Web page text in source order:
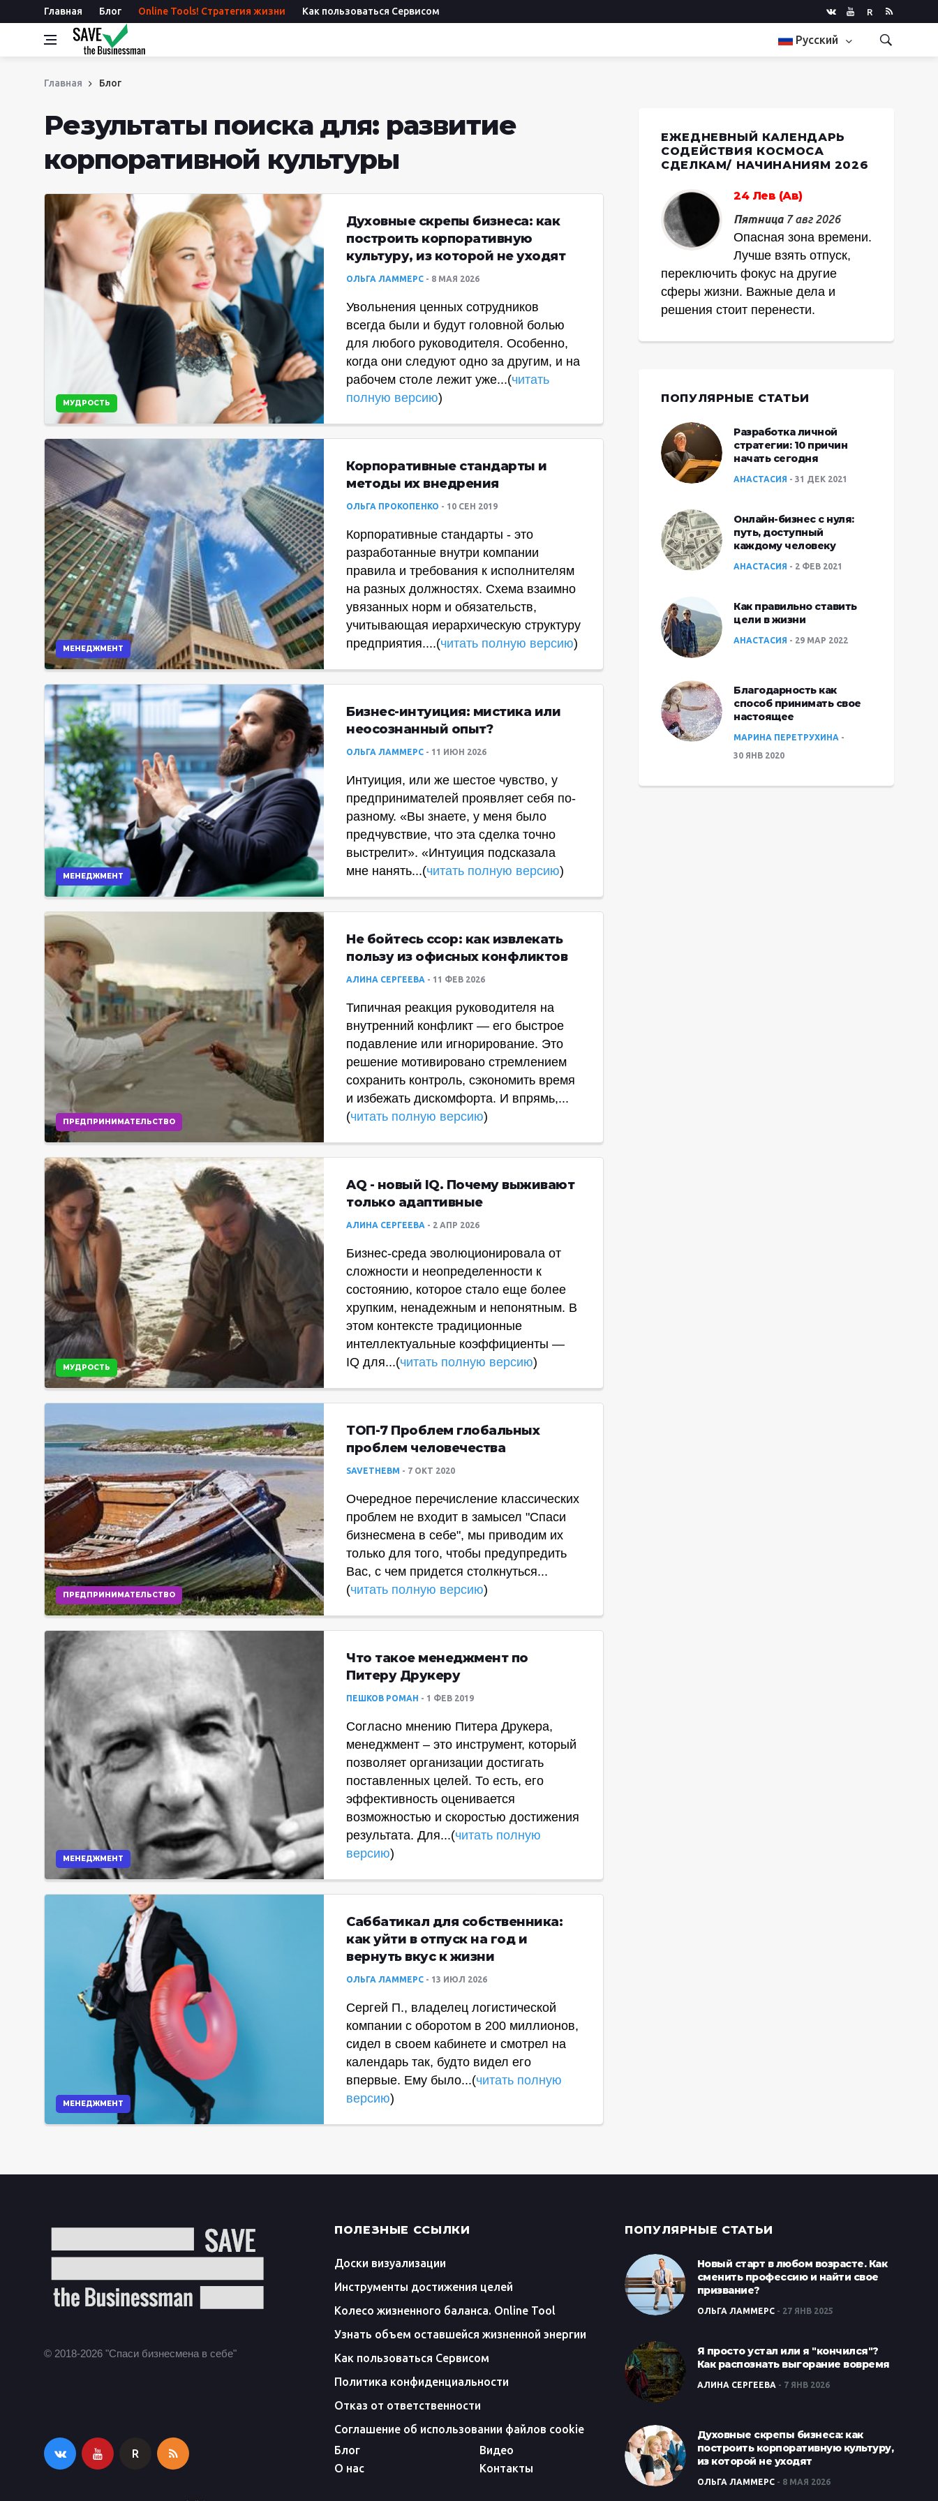
Главная Блог Online Tools! Стратегия жизни Как пользоваться Сервисом R
Русский
Главная Блог
Результаты поиска для: развитие
корпоративной культуры
МУДРОСТЬ
Духовные скрепы бизнеса: как
построить корпоративную
культуру, из которой не уходят
ОЛЬГА ЛАММЕРС 8 МАЯ 2026
Увольнения ценных сотрудников
всегда были и будут головной болью
для любого руководителя. Особенно,
когда они следуют одно за другим, и на
рабочем столе лежит уже...(читать
полную версию)
МЕНЕДЖМЕНТ
Корпоративные стандарты и
методы их внедрения
ОЛЬГА ПРОКОПЕНКО 10 СЕН 2019
Корпоративные стандарты - это
разработанные внутри компании
правила и требования к исполнителям
на разных должностях. Схема взаимно
увязанных норм и обязательств,
учитывающая иерархическую структуру
предприятия....(читать полную версию)
МЕНЕДЖМЕНТ
Бизнес-интуиция: мистика или
неосознанный опыт?
ОЛЬГА ЛАММЕРС 11 ИЮН 2026
Интуиция, или же шестое чувство, у
предпринимателей проявляет себя по-
разному. «Вы знаете, у меня было
предчувствие, что эта сделка точно
выстрелит». «Интуиция подсказала
мне нанять...(читать полную версию)
ПРЕДПРИНИМАТЕЛЬСТВО
Не бойтесь ссор: как извлекать
пользу из офисных конфликтов
АЛИНА СЕРГЕЕВА 11 ФЕВ 2026
Типичная реакция руководителя на
внутренний конфликт — его быстрое
подавление или игнорирование. Это
решение мотивировано стремлением
сохранить контроль, сэкономить время
и избежать дискомфорта. И впрямь,...
(читать полную версию)
МУДРОСТЬ
AQ - новый IQ. Почему выживают
только адаптивные
АЛИНА СЕРГЕЕВА 2 АПР 2026
Бизнес-среда эволюционировала от
сложности и неопределенности к
состоянию, которое стало еще более
хрупким, ненадежным и непонятным. В
этом контексте традиционные
интеллектуальные коэффициенты —
IQ для...(читать полную версию)
ПРЕДПРИНИМАТЕЛЬСТВО
ТОП-7 Проблем глобальных
проблем человечества
SAVETHEBM 7 ОКТ 2020
Очередное перечисление классических
проблем не входит в замысел "Спаси
бизнесмена в себе", мы приводим их
только для того, чтобы предупредить
Вас, с чем придется столкнуться...
(читать полную версию)
МЕНЕДЖМЕНТ
Что такое менеджмент по
Питеру Друкеру
ПЕШКОВ РОМАН 1 ФЕВ 2019
Согласно мнению Питера Друкера,
менеджмент – это инструмент, который
позволяет организации достигать
поставленных целей. То есть, его
эффективность оценивается
возможностью и скоростью достижения
результата. Для...(читать полную
версию)
МЕНЕДЖМЕНТ
Саббатикал для собственника:
как уйти в отпуск на год и
вернуть вкус к жизни
ОЛЬГА ЛАММЕРС 13 ИЮЛ 2026
Сергей П., владелец логистической
компании с оборотом в 200 миллионов,
сидел в своем кабинете и смотрел на
календарь так, будто видел его
впервые. Ему было...(читать полную
версию)
ЕЖЕДНЕВНЫЙ КАЛЕНДАРЬ
СОДЕЙСТВИЯ КОСМОСА
СДЕЛКАМ/ НАЧИНАНИЯМ 2026
24 Лев (Ав)
Пятница7 авг 2026
Опасная зона времени.
Лучше взять отпуск,
переключить фокус на другие
сферы жизни. Важные дела и
решения стоит перенести.
ПОПУЛЯРНЫЕ СТАТЬИ
Разработка личной
стратегии: 10 причин
начать сегодня
АНАСТАСИЯ 31 ДЕК 2021
Онлайн-бизнес с нуля:
путь, доступный
каждому человеку
АНАСТАСИЯ 2 ФЕВ 2021
Как правильно ставить
цели в жизни
АНАСТАСИЯ 29 МАР 2022
Благодарность как
способ принимать свое
настоящее
МАРИНА ПЕРЕТРУХИНА
30 ЯНВ 2020
© 2018-2026 "Спаси бизнесмена в себе"
R
ПОЛЕЗНЫЕ ССЫЛКИ
Доски визуализации
Инструменты достижения целей
Колесо жизненного баланса. Online Tool
Узнать объем оставшейся жизненной энергии
Как пользоваться Сервисом
Политика конфиденциальности
Отказ от ответственности
Соглашение об использовании файлов cookie
Блог
Видео
О нас
Контакты
ПОПУЛЯРНЫЕ СТАТЬИ
Новый старт в любом возрасте. Как
сменить профессию и найти свое
призвание?
ОЛЬГА ЛАММЕРС 27 ЯНВ 2025
Я просто устал или я "кончился"?
Как распознать выгорание вовремя
АЛИНА СЕРГЕЕВА 7 ЯНВ 2026
Духовные скрепы бизнеса: как
построить корпоративную культуру,
из которой не уходят
ОЛЬГА ЛАММЕРС 8 МАЯ 2026